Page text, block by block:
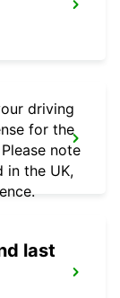
driving
for the
note
in the UK,
last